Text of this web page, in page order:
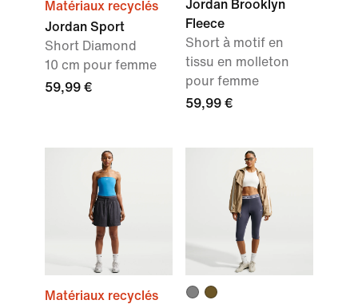
Matériaux recyclés
Jordan Sport
Short Diamond
10 cm pour femme
59,99 €
Jordan Brooklyn
Fleece
Short à motif en
tissu en molleton
pour femme
59,99 €
Matériaux recyclés